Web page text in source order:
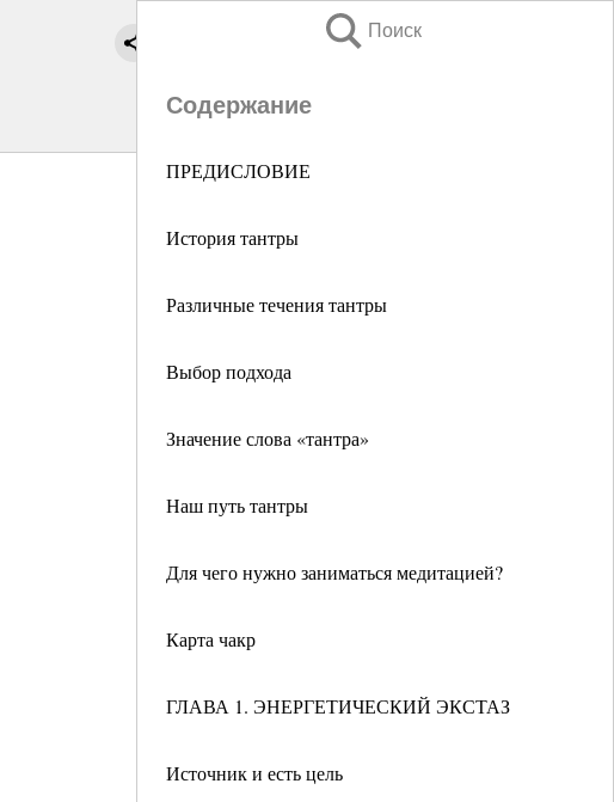
Поиск
Содержание
ПРЕДИСЛОВИЕ
История тантры
Различные течения тантры
Выбор подхода
Значение слова «тантра»
Наш путь тантры
Для чего нужно заниматься медитацией?
Карта чакр
ГЛАВА 1. ЭНЕРГЕТИЧЕСКИЙ ЭКСТАЗ
Источник и есть цель